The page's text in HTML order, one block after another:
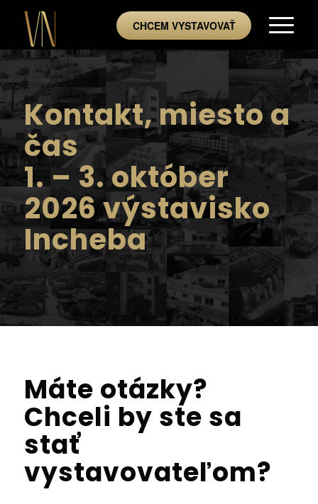
CHCEM VYSTAVOVAŤ
Kontakt, miesto a
čas
1. – 3. október
2026 výstavisko
Incheba
Máte otázky?
Chceli by ste sa
stať
vystavovateľom?